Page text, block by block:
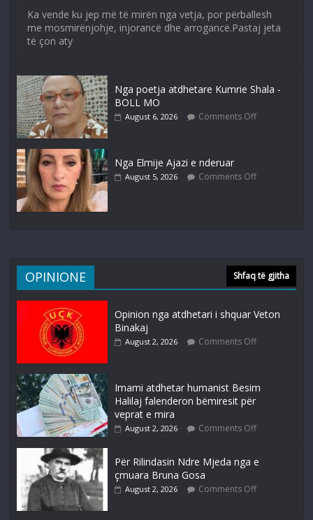
Ka vende ku jep më të mirën nga vetja, por përballesh
me mosmirënjohje, injorancë dhe arrogancë.Pastaj jeta
të çon aty
Nga poetja atdhetare Kumrie Shala -
BOLL MO
August 6, 2026 Comments Off
Nga Elmije Ajazi e nderuar
August 5, 2026 Comments Off
OPINIONE Shfaq të gjitha
Opinion nga atdhetari i shquar Veton
Binakaj
August 2, 2026 Comments Off
Imami atdhetar humanist Besim
Halilaj falenderon bëmiresit për
veprat e mira
August 2, 2026 Comments Off
Për Rilindasin Ndre Mjeda nga e
çmuara Bruna Gosa
August 2, 2026 Comments Off